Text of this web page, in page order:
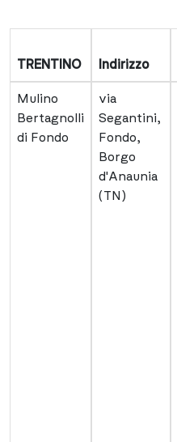
TRENTINO Indirizzo
Mulino
Bertagnolli
di Fondo
via
Segantini,
Fondo,
Borgo
d'Anaunia
(TN)